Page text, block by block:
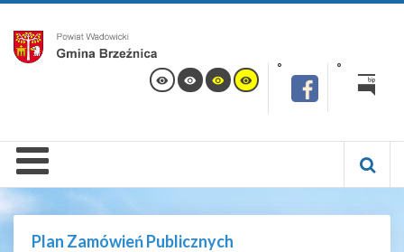
Plan Zamówień Publicznych